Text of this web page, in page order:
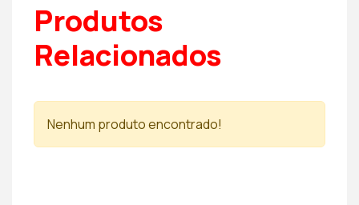
Produtos
Relacionados
Nenhum produto encontrado!